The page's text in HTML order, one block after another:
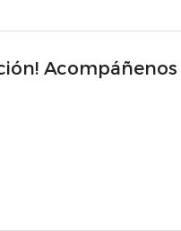
Acompáñenos